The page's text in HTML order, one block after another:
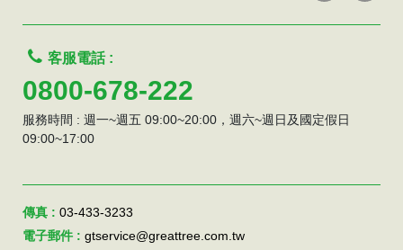
客服電話 :
0800-678-222
服務時間 : 週一~週五 09:00~20:00，週六~週日及國定假日
09:00~17:00
傳真 : 03-433-3233
電子郵件 : gtservice@greattree.com.tw